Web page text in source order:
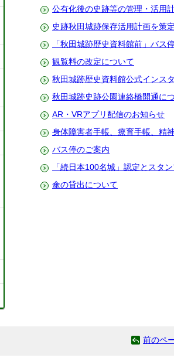
公有化後の史跡等の管理・活用
史跡秋田城跡保存活用計画を策
「秋田城跡歴史資料館前」バス
観覧料の改定について
秋田城跡歴史資料館公式インス
秋田城跡史跡公園連絡橋開通に
AR・VRアプリ配信のお知らせ
身体障害者手帳、療育手帳、精
バス停のご案内
「続日本100名城」認定とスタ
傘の貸出について
前のペ